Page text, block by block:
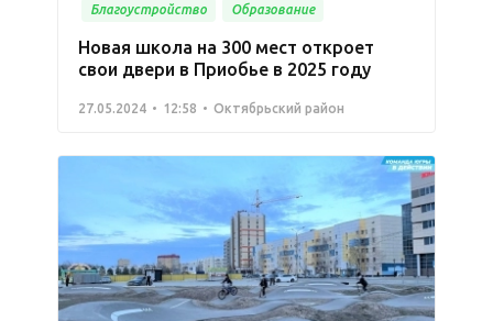
Благоустройство Образование
Новая школа на 300 мест откроет
свои двери в Приобье в 2025 году
27.05.2024 12:58 Октябрьский район